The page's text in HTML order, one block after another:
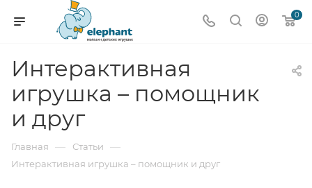
0
Интерактивная
игрушка – помощник
и друг
Главная — Статьи —
Интерактивная игрушка – помощник и друг